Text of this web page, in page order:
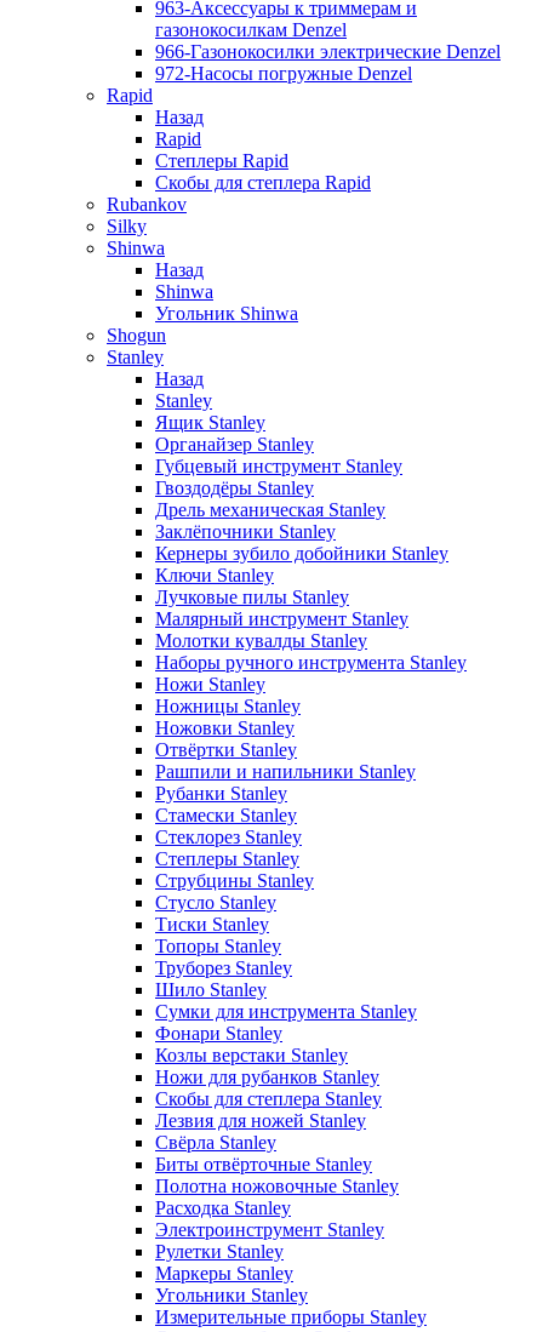
963-Аксессуары к триммерам и
газонокосилкам Denzel
966-Газонокосилки электрические Denzel
972-Насосы погружные Denzel
Rapid
Назад
Rapid
Степлеры Rapid
Скобы для cтеплера Rapid
Rubankov
Silky
Shinwa
Назад
Shinwa
Угольник Shinwa
Shogun
Stanley
Назад
Stanley
Ящик Stanley
Органайзер Stanley
Губцевый инструмент Stanley
Гвоздодёры Stanley
Дрель механическая Stanley
Заклёпочники Stanley
Кернеры зубило добойники Stanley
Ключи Stanley
Лучковые пилы Stanley
Малярный инструмент Stanley
Молотки кувалды Stanley
Наборы ручного инструмента Stanley
Ножи Stanley
Ножницы Stanley
Ножовки Stanley
Отвёртки Stanley
Рашпили и напильники Stanley
Рубанки Stanley
Стамески Stanley
Стеклорез Stanley
Степлеры Stanley
Струбцины Stanley
Стусло Stanley
Тиски Stanley
Топоры Stanley
Труборез Stanley
Шило Stanley
Сумки для инструмента Stanley
Фонари Stanley
Козлы верстаки Stanley
Ножи для рубанков Stanley
Скобы для степлера Stanley
Лезвия для ножей Stanley
Свёрла Stanley
Биты отвёрточные Stanley
Полотна ножовочные Stanley
Расходка Stanley
Электроинструмент Stanley
Рулетки Stanley
Маркеры Stanley
Угольники Stanley
Измерительные приборы Stanley